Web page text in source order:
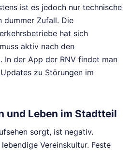
ist es jedoch nur technische
dummer Zufall. Die
hat sich
aktiv nach den
In der App der RNV findet man
zu Störungen im
und Leben im Stadtteil
sorgt, ist negativ.
Vereinskultur. Feste